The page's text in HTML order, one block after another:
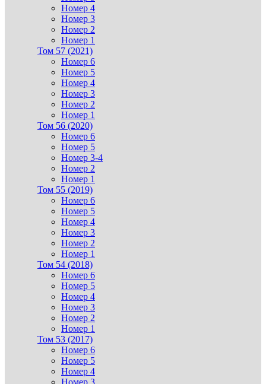
Номер 4
Номер 3
Номер 2
Номер 1
Том 57 (2021)
Номер 6
Номер 5
Номер 4
Номер 3
Номер 2
Номер 1
Том 56 (2020)
Номер 6
Номер 5
Номер 3-4
Номер 2
Номер 1
Том 55 (2019)
Номер 6
Номер 5
Номер 4
Номер 3
Номер 2
Номер 1
Том 54 (2018)
Номер 6
Номер 5
Номер 4
Номер 3
Номер 2
Номер 1
Том 53 (2017)
Номер 6
Номер 5
Номер 4
Номер 3